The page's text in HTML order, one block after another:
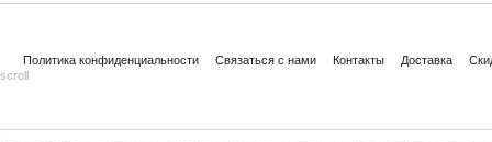
Политика конфиденциальности Связаться с нами Контакты Доставка
scroll